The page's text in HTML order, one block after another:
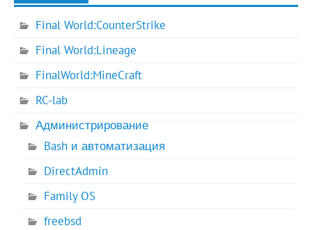
Final World:CounterStrike
Final World:Lineage
FinalWorld:MineCraft
RC-lab
Администрирование
Bash и автоматизация
DirectAdmin
Family OS
freebsd